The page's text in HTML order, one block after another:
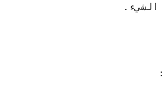
الشيء.